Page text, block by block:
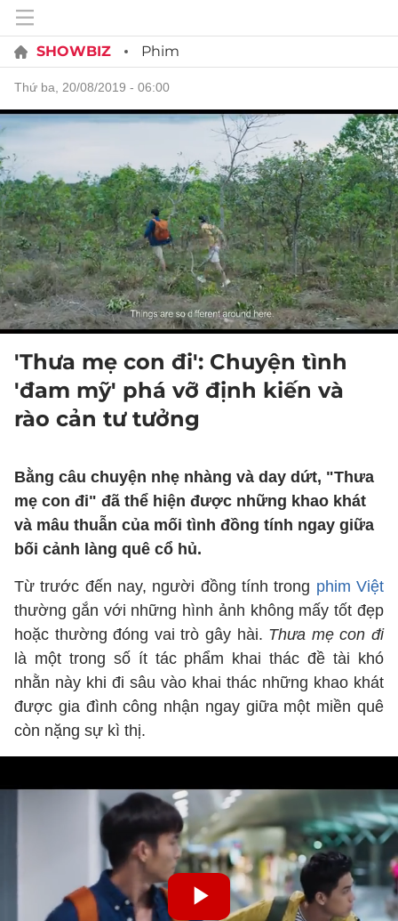
SHOWBIZ Phim
thứ ba, 20/08/2019 - 06:00
'Thưa mẹ con đi': Chuyện tình
'đam mỹ' phá vỡ định kiến và
rào cản tư tưởng
Bằng câu chuyện nhẹ nhàng và day dứt, "Thưa
mẹ con đi" đã thể hiện được những khao khát
và mâu thuẫn của mối tình đồng tính ngay giữa
bối cảnh làng quê cổ hủ.
Từ trước đến nay, người đồng tính trong phim Việt
thường gắn với những hình ảnh không mấy tốt đẹp
hoặc thường đóng vai trò gây hài. Thưa mẹ con đi
là một trong số ít tác phẩm khai thác đề tài khó
nhằn này khi đi sâu vào khai thác những khao khát
được gia đình công nhận ngay giữa một miền quê
còn nặng sự kì thị.